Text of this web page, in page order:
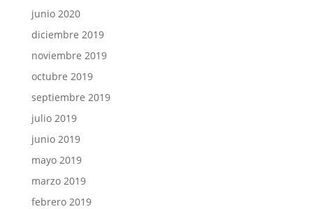
junio 2020
diciembre 2019
noviembre 2019
octubre 2019
septiembre 2019
julio 2019
junio 2019
mayo 2019
marzo 2019
febrero 2019